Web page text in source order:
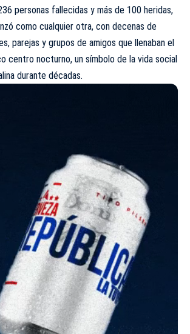
personas fallecidas y más de 100 heridas,
como cualquier otra, con decenas de
parejas y grupos de amigos que llenaban el
centro nocturno, un símbolo de la vida social
durante décadas.